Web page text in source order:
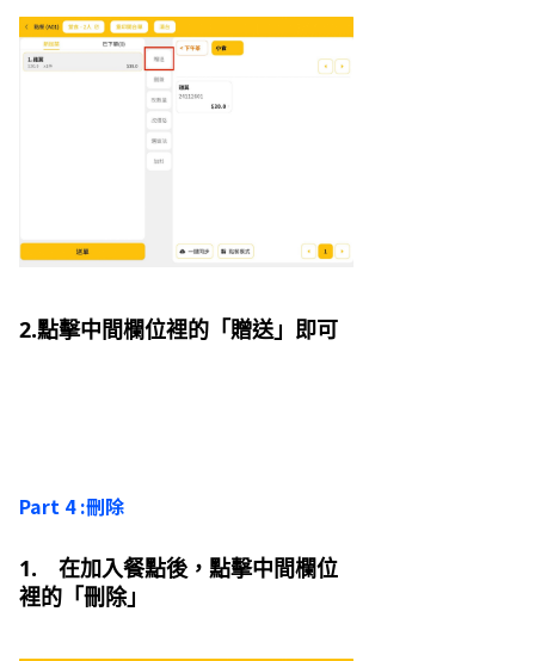
2.點擊中間欄位裡的「贈送」即可
Part 4 :刪除
1. 在加入餐點後，點擊中間欄位
裡的「刪除」